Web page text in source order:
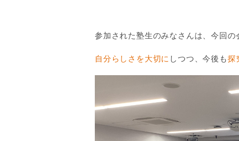
参加された塾生のみなさんは、今回の
自分らしさを大切に しつつ、今後も探